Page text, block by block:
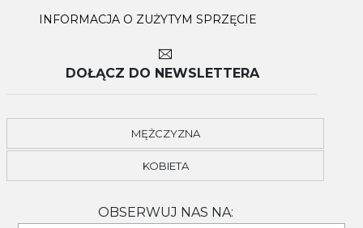
INFORMACJA O ZUŻYTYM SPRZĘCIE
DOŁĄCZ DO NEWSLETTERA
MĘŻCZYZNA
KOBIETA
OBSERWUJ NAS NA: